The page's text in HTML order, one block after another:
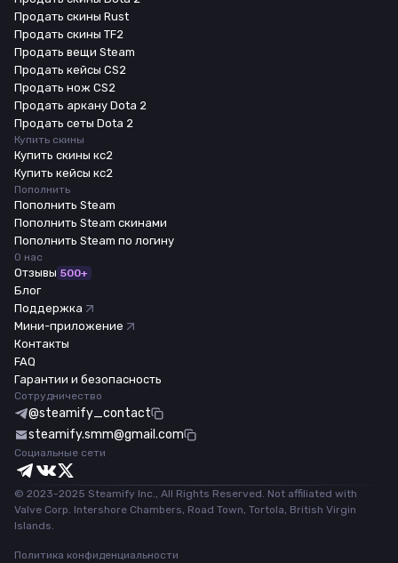
Продать скины Rust
Продать скины TF2
Продать вещи Steam
Продать кейсы CS2
Продать нож CS2
Продать аркану Dota 2
Продать сеты Dota 2
Купить скины
Купить скины кс2
Купить кейсы кс2
Пополнить
Пополнить Steam
Пополнить Steam скинами
Пополнить Steam по логину
О нас
Отзывы 500+
Блог
Поддержка
Мини-приложение
Контакты
FAQ
Гарантии и безопасность
Сотрудничество
@steamify_contact
steamify.smm@gmail.com
Социальные сети
© 2023-2025 Steamify Inc., All Rights Reserved. Not affiliated with
Valve Corp. Intershore Chambers, Road Town, Tortola, British Virgin
Islands.
Политика конфиденциальности